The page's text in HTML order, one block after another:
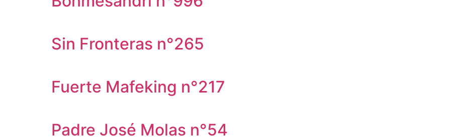
Sin Fronteras n°265
Fuerte Mafeking n°217
Padre José Molas n°54